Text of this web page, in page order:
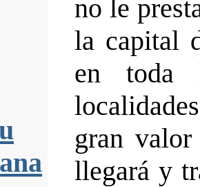
no le
la capital
en toda
gran
llegará y